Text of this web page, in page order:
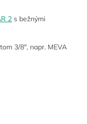
2 s bežnými
3/8", napr. MEVA